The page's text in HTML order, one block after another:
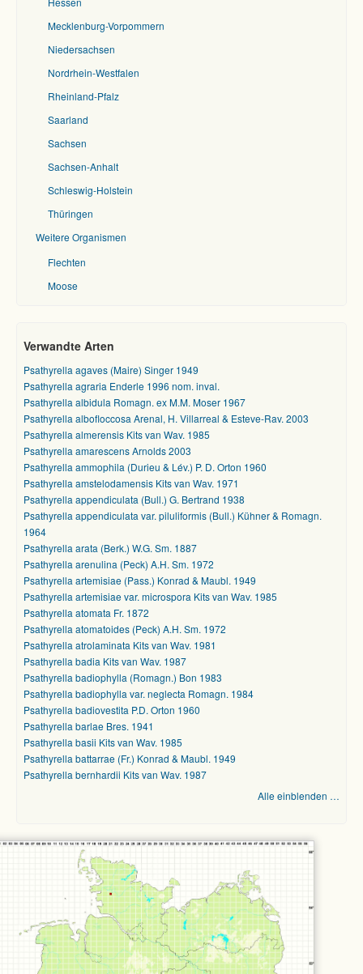
Mecklenburg-Vorpommern
Niedersachsen
Nordrhein-Westfalen
Rheinland-Pfalz
Saarland
Sachsen
Sachsen-Anhalt
Schleswig-Holstein
Thüringen
Weitere Organismen
Flechten
Moose
Verwandte Arten
Psathyrella agaves (Maire) Singer 1949
Psathyrella agraria Enderle 1996 nom. inval.
Psathyrella albidula Romagn. ex M.M. Moser 1967
Psathyrella albofloccosa Arenal, H. Villarreal & Esteve-Rav. 2003
Psathyrella almerensis Kits van Wav. 1985
Psathyrella amarescens Arnolds 2003
Psathyrella ammophila (Durieu & Lév.) P. D. Orton 1960
Psathyrella amstelodamensis Kits van Wav. 1971
Psathyrella appendiculata (Bull.) G. Bertrand 1938
Psathyrella appendiculata var. piluliformis (Bull.) Kühner & Romagn.
1964
Psathyrella arata (Berk.) W.G. Sm. 1887
Psathyrella arenulina (Peck) A.H. Sm. 1972
Psathyrella artemisiae (Pass.) Konrad & Maubl. 1949
Psathyrella artemisiae var. microspora Kits van Wav. 1985
Psathyrella atomata Fr. 1872
Psathyrella atomatoides (Peck) A.H. Sm. 1972
Psathyrella atrolaminata Kits van Wav. 1981
Psathyrella badia Kits van Wav. 1987
Psathyrella badiophylla (Romagn.) Bon 1983
Psathyrella badiophylla var. neglecta Romagn. 1984
Psathyrella badiovestita P.D. Orton 1960
Psathyrella barlae Bres. 1941
Psathyrella basii Kits van Wav. 1985
Psathyrella battarrae (Fr.) Konrad & Maubl. 1949
Psathyrella bernhardii Kits van Wav. 1987
Alle einblenden …